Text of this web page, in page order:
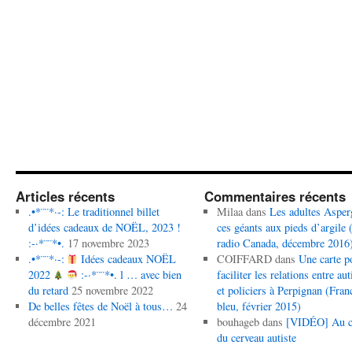
Articles récents
.•*¨¨*·-: Le traditionnel billet
d’idées cadeaux de NOËL, 2023 !
:-·*¨¨*•. 17 novembre 2023
.•*¨¨*·-:
Idées cadeaux NOËL
2022
:-·*¨¨*•. l … avec bien
du retard 25 novembre 2022
De belles fêtes de Noël à tous… 24
décembre 2021
Commentaires récents
Milaadans Les adultes
ces géants aux pieds d’argile
radio Canada, décembre
COIFFARDdans Une carte
faciliter les relations entre
et policiers à Perpignan
bleu, février 2015)
bouhagebdans [VIDÉO] Au
du cerveau autiste